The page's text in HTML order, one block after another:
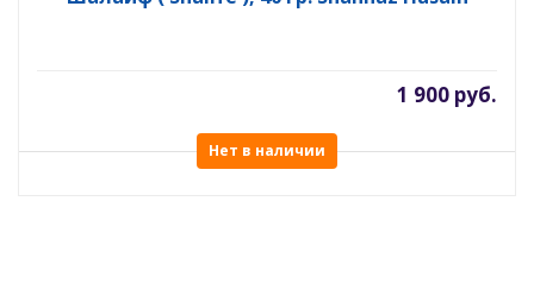
1 900 руб.
Нет в наличии